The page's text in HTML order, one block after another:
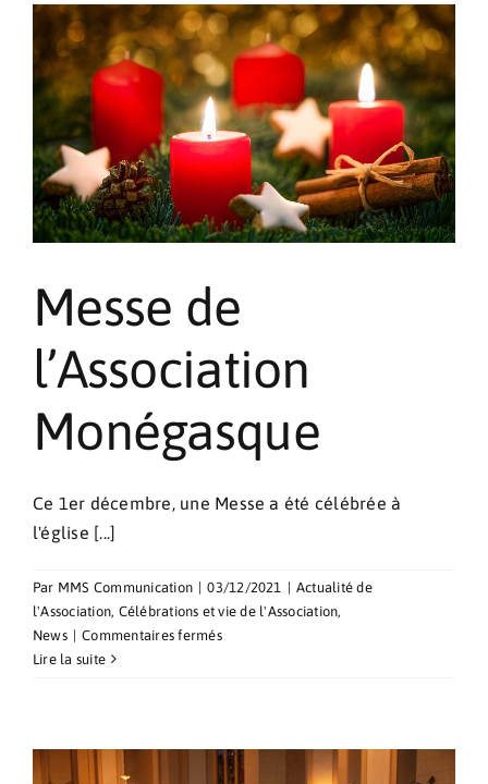
Messe de
l’Association
Monégasque
Ce 1er décembre, une Messe a été célébrée à
l'église [...]
Par MMS Communication | 03/12/2021 | Actualité de
l'Association, Célébrations et vie de l'Association,
News | Commentaires ferméssur
Lire la suite